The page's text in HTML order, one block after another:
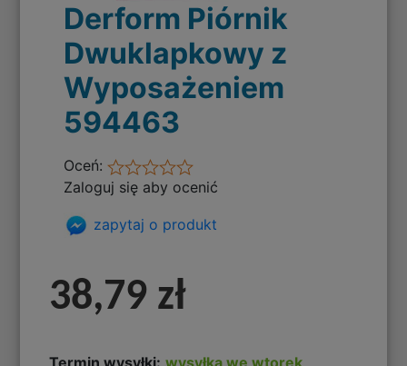
Derform Piórnik
Dwuklapkowy z
Wyposażeniem
594463
Oceń:
Zaloguj się aby ocenić
zapytaj o produkt
38,79 zł
Termin wysyłki: wysyłka we wtorek